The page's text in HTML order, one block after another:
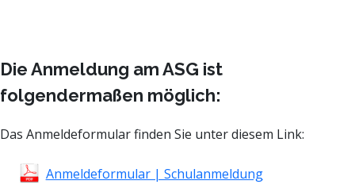
Die Anmeldung am ASG ist
folgendermaßen möglich:
Das Anmeldeformular finden Sie unter diesem Link:
Anmeldeformular | Schulanmeldung